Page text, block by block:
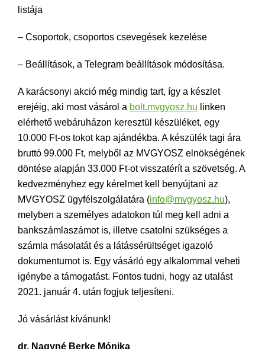
listája
– Csoportok, csoportos csevegések kezelése
– Beállítások, a Telegram beállítások módosítása.
A karácsonyi akció még mindig tart, így a készlet
erejéig, aki most vásárol a bolt.mvgyosz.hu linken
elérhető webáruházon keresztül készüléket, egy
10.000 Ft-os tokot kap ajándékba. A készülék tagi ára
bruttó 99.000 Ft, melyből az MVGYOSZ elnökségének
döntése alapján 33.000 Ft-ot visszatérít a szövetség. A
kedvezményhez egy kérelmet kell benyújtani az
MVGYOSZ ügyfélszolgálatára (info@mvgyosz.hu),
melyben a személyes adatokon túl meg kell adni a
bankszámlaszámot is, illetve csatolni szükséges a
számla másolatát és a látássérültséget igazoló
dokumentumot is. Egy vásárló egy alkalommal veheti
igénybe a támogatást. Fontos tudni, hogy az utalást
2021. január 4. után fogjuk teljesíteni.
Jó vásárlást kívánunk!
dr. Nagyné Berke Mónika